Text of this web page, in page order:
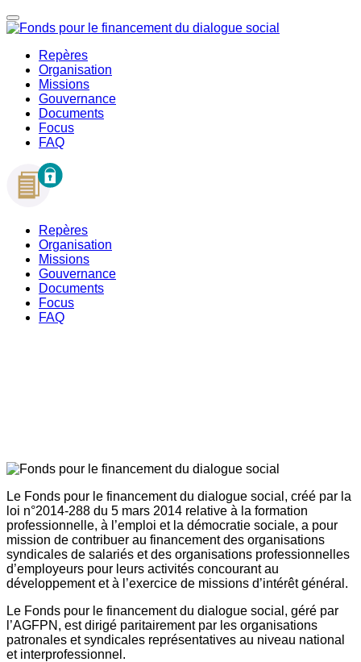
Repères
Organisation
Missions
Gouvernance
Documents
Focus
FAQ
Repères
Organisation
Missions
Gouvernance
Documents
Focus
FAQ
Le Fonds pour le financement du dialogue social, créé par la
loi n°2014-288 du 5 mars 2014 relative à la formation
professionnelle, à l’emploi et la démocratie sociale, a pour
mission de contribuer au financement des organisations
syndicales de salariés et des organisations professionnelles
d’employeurs pour leurs activités concourant au
développement et à l’exercice de missions d’intérêt général.
Le Fonds pour le financement du dialogue social, géré par
l’AGFPN, est dirigé paritairement par les organisations
patronales et syndicales représentatives au niveau national
et interprofessionnel.